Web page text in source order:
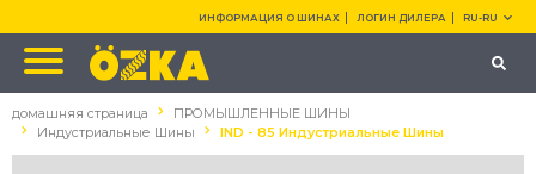
ИНФОРМАЦИЯ О ШИНАХ ЛОГИН ДИЛЕРА RU-RU
домашняя страница
ПРОМЫШЛЕННЫЕ ШИНЫ
Индустриальные Шины
IND - 85 Индустриальные Шины